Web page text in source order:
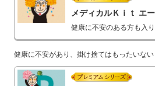
メディカルＫｉｔ エ
健康に不安のある方も入
健康に不安があり、掛け捨てはもったいな